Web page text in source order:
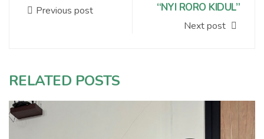
Previous post
“NYI RORO KIDUL”
Next post
RELATED POSTS